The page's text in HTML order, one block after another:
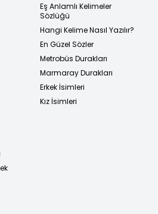
Eş Anlamlı Kelimeler
Sözlüğü
Hangi Kelime Nasıl Yazılır?
En Güzel Sözler
Metrobüs Durakları
Marmaray Durakları
Erkek İsimleri
Kız İsimleri